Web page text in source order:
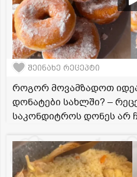
შეინახე რეცეპტი
როგორ მოვამზადოთ
დონატები სახლში? –
საკონდიტროს დონეს არ